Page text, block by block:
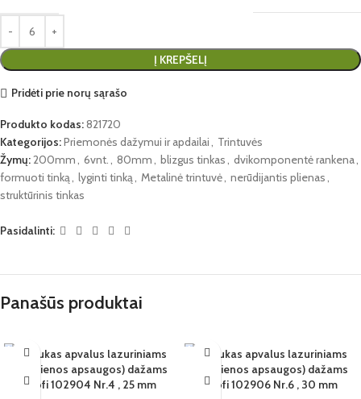
Į KREPŠELĮ
Pridėti prie norų sąrašo
Produkto kodas:821720
Kategorijos:Priemonės dažymui ir apdailai
Trintuvės
Žymų:200mm 6vnt. 80mm blizgus tinkas dvikomponentė rankena
formuoti tinką
lyginti tinką Metalinė trintuvė nerūdijantis plienas
struktūrinis tinkas
Pasidalinti:
Panašūs produktai
25MM
Teptukas apvalus lazuriniams
(medienos apsaugos) dažams
Profi 102904 Nr.4 , 25 mm
30MM
Teptukas apvalus lazuriniams
(medienos apsaugos) dažams
Profi 102906 Nr.6 , 30 mm